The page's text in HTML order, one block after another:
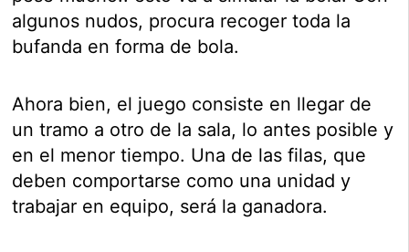
algunos nudos, procura recoger toda la
bufanda en forma de bola.
Ahora bien, el juego consiste en llegar de
un tramo a otro de la sala, lo antes posible y
en el menor tiempo. Una de las filas, que
deben comportarse como una unidad y
trabajar en equipo, será la ganadora.